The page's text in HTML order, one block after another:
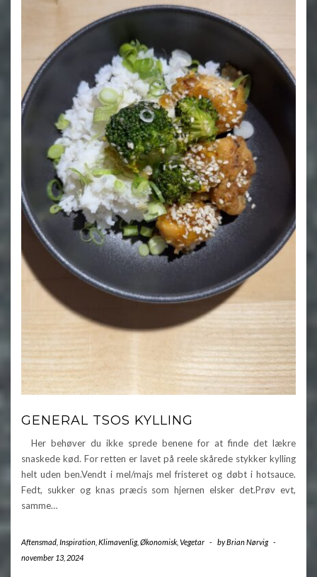
GENERAL TSOS KYLLING
Her behøver du ikke sprede benene for at finde det lækre
snaskede kød. For retten er lavet på reele skårede stykker kylling
helt uden ben.Vendt i mel/majs mel fristeret og døbt i hotsauce.
Fedt, sukker og knas præcis som hjernen elsker det.Prøv evt,
samme…
Aftensmad Inspiration Klimavenlig, Økonomisk Vegetar - byBrian Nørvig -
november 13, 2024